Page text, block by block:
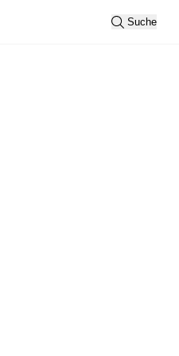
Suche